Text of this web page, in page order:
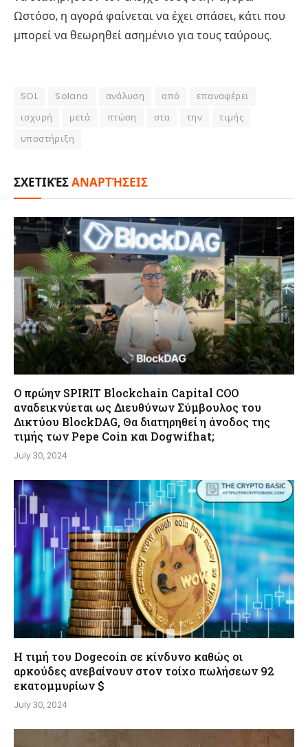
Ωστόσο, η αγορά φαίνεται να έχει σπάσει, κάτι που
μπορεί να θεωρηθεί ασημένιο για τους ταύρους.
SOL Solana ανάλυση από
επαναφέρει
ισχυρή
μετά πτώση στα την
τιμής
υποστήριξη
ΣΧΕΤΙΚΈΣΑΝΑΡΤΉΣΕΙΣ
Ο πρώην SPIRIT Blockchain Capital COO
αναδεικνύεται ως Διευθύνων Σύμβουλος του
Δικτύου BlockDAG, Θα διατηρηθεί η άνοδος της
τιμής των Pepe Coin και Dogwifhat;
July 30, 2024
Η τιμή του Dogecoin σε κίνδυνο καθώς οι
αρκούδες ανεβαίνουν στον τοίχο πωλήσεων 92
εκατομμυρίων $
July 30, 2024